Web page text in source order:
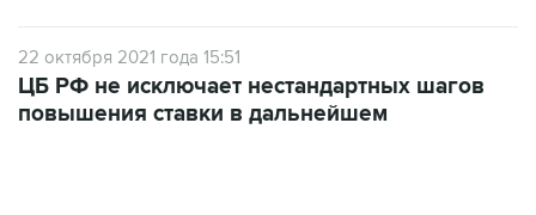
повышения ставки в дальнейшем